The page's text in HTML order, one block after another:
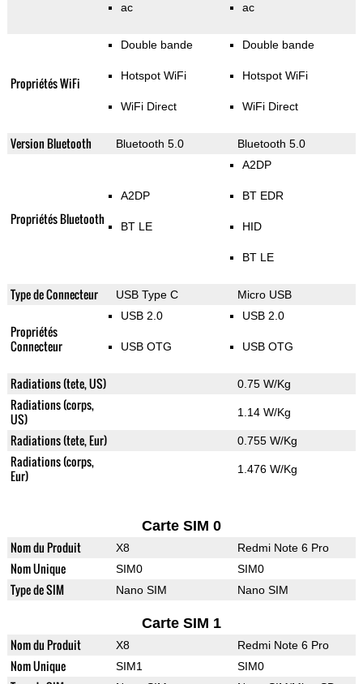
ac ac
Propriétés WiFi
Double bande
Hotspot WiFi
WiFi Direct
Double bande
Hotspot WiFi
WiFi Direct
Version Bluetooth Bluetooth 5.0 Bluetooth 5.0
Propriétés Bluetooth
A2DP
BT LE
A2DP
BT EDR
HID
BT LE
Type de Connecteur USB Type C Micro USB
Propriétés
Connecteur
USB 2.0
USB OTG
USB 2.0
USB OTG
Radiations (tete, US) 0.75 W/Kg
Radiations (corps,
US)
1.14 W/Kg
Radiations (tete, Eur) 0.755 W/Kg
Radiations (corps,
Eur)
1.476 W/Kg
Carte SIM 0
Nom du Produit X8 Redmi Note 6 Pro
Nom Unique SIM0 SIM0
Type de SIM Nano SIM Nano SIM
Carte SIM 1
Nom du Produit X8 Redmi Note 6 Pro
Nom Unique SIM1 SIM0